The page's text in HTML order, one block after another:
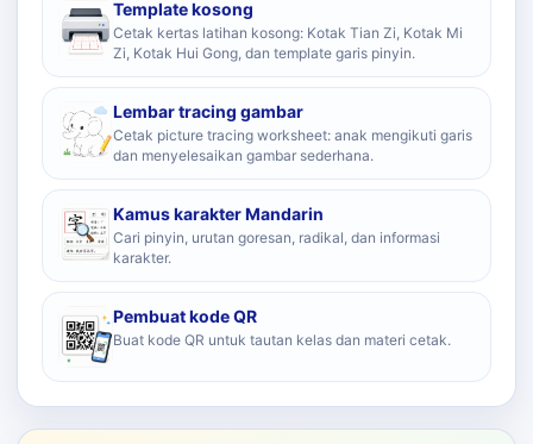
Template kosong
Cetak kertas latihan kosong: Kotak Tian Zi, Kotak Mi
Zi, Kotak Hui Gong, dan template garis pinyin.
Lembar tracing gambar
Cetak picture tracing worksheet: anak mengikuti garis
dan menyelesaikan gambar sederhana.
Kamus karakter Mandarin
Cari pinyin, urutan goresan, radikal, dan informasi
karakter.
Pembuat kode QR
Buat kode QR untuk tautan kelas dan materi cetak.